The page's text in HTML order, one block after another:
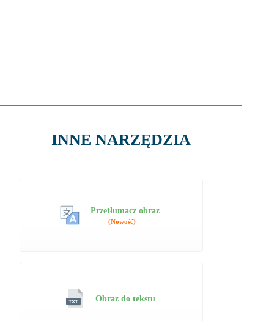
INNE NARZĘDZIA
Przetłumacz obraz
(Nowość)
Obraz do tekstu